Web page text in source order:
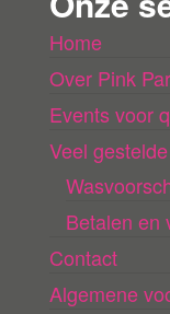
Home
Over Pink
Events voor
Veel
Betalen en
Contact
Algemene